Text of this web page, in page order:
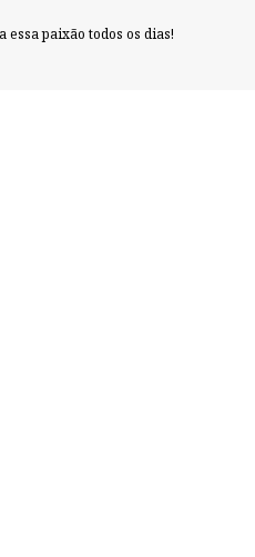
essa paixão todos os dias!